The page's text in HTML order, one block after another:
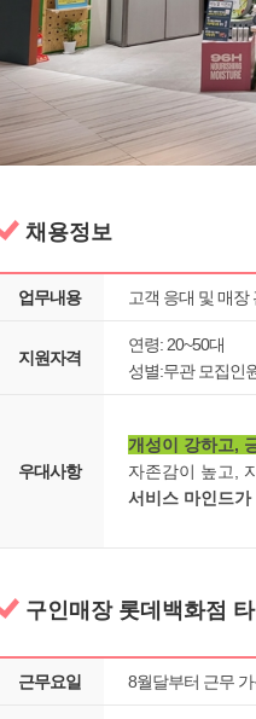
채용정보
업무내용 고객 응대 및 매장
지원자격
연령: 20~50대
성별:무관 모집인
우대사항
개성이 강하고,
자존감이 높고,
서비스 마인드
구인매장 롯데백화점
근무요일 8월달부터 근무